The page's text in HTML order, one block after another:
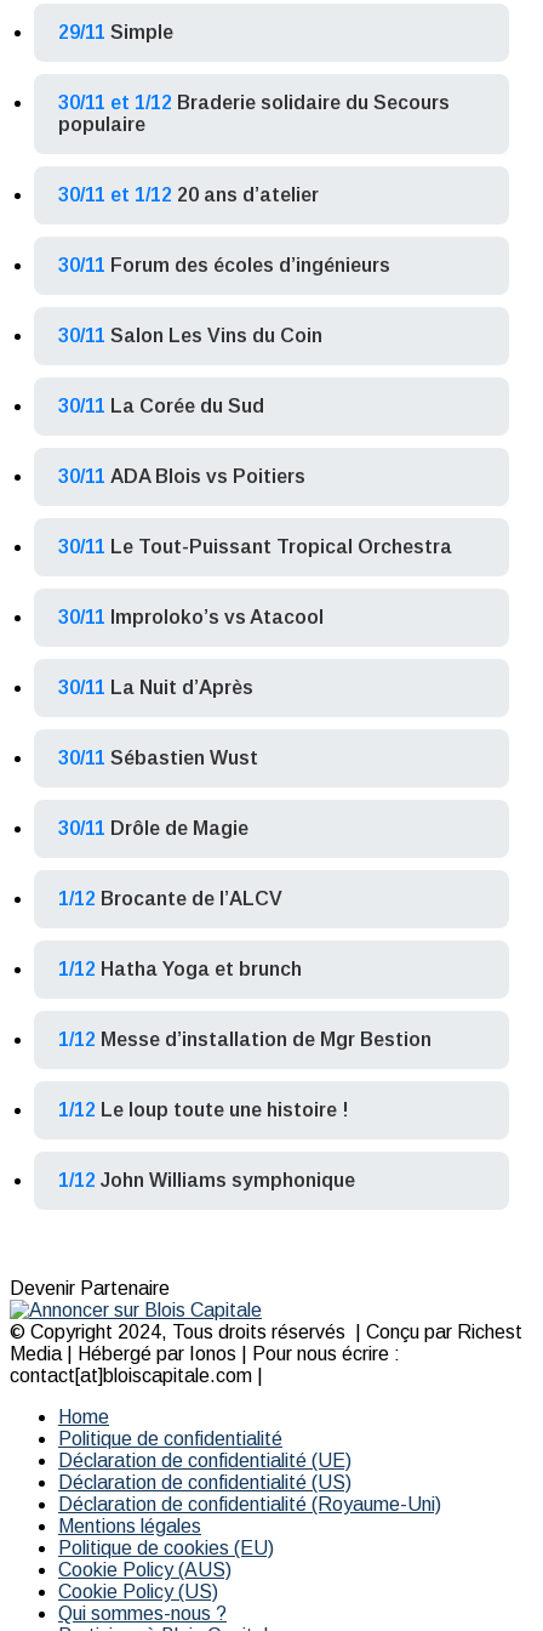
29/11 Simple
30/11 et 1/12 Braderie solidaire du Secours
populaire
30/11 et 1/12 20 ans d’atelier
30/11 Forum des écoles d’ingénieurs
30/11 Salon Les Vins du Coin
30/11 La Corée du Sud
30/11 ADA Blois vs Poitiers
30/11 Le Tout-Puissant Tropical Orchestra
30/11 Improloko’s vs Atacool
30/11 La Nuit d’Après
30/11 Sébastien Wust
30/11 Drôle de Magie
1/12 Brocante de l’ALCV
1/12 Hatha Yoga et brunch
1/12 Messe d’installation de Mgr Bestion
1/12 Le loup toute une histoire !
1/12 John Williams symphonique
Devenir Partenaire
© Copyright 2024, Tous droits réservés | Conçu par Richest
Media | Hébergé par Ionos | Pour nous écrire :
contact[at]bloiscapitale.com |
Home
Politique de confidentialité
Déclaration de confidentialité (UE)
Déclaration de confidentialité (US)
Déclaration de confidentialité (Royaume-Uni)
Mentions légales
Politique de cookies (EU)
Cookie Policy (AUS)
Cookie Policy (US)
Qui sommes-nous ?